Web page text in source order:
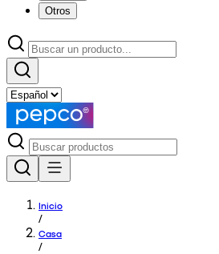
Otros
Inicio
/
Casa
/